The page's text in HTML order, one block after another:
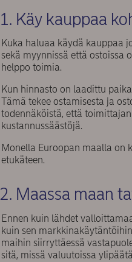
1. Käy kauppaa
Kuka haluaa käydä kauppaa
sekä myynnissä että ostoissa
helppo toimia.
Kun hinnasto on laadittu
Tämä tekee ostamisesta ja
todennäköistä, että
kustannussäästöjä.
Monella Euroopan maalla on
etukäteen.
2. Maassa maan
Ennen kuin lähdet
kuin sen
maihin siirryttäessä
sitä, missä valuutoissa